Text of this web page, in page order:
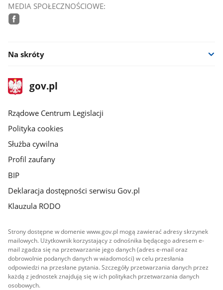
MEDIA SPOŁECZNOŚCIOWE:
Na skróty
stopka
gov.plStrona
gov.pl
Rządowe Centrum Legislacji
Polityka cookies
Służba cywilna
Profil zaufany
BIP
Deklaracja dostępności serwisu Gov.pl
Klauzula RODO
Strony dostępne w domenie www.gov.pl mogą zawierać adresy skrzynek
mailowych. Użytkownik korzystający z odnośnika będącego adresem e-
mail zgadza się na przetwarzanie jego danych (adres e-mail oraz
dobrowolnie podanych danych w wiadomości) w celu przesłania
odpowiedzi na przesłane pytania. Szczegóły przetwarzania danych przez
każdą z jednostek znajdują się w ich politykach przetwarzania danych
osobowych.